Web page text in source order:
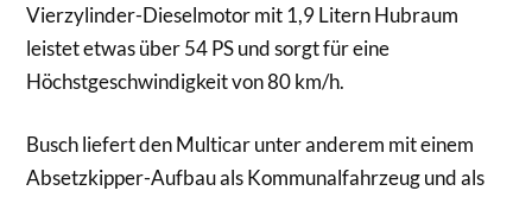
Vierzylinder-Dieselmotor mit 1,9 Litern Hubraum
leistet etwas über 54 PS und sorgt für eine
Höchstgeschwindigkeit von 80 km/h.
Busch liefert den Multicar unter anderem mit einem
Absetzkipper-Aufbau als Kommunalfahrzeug und als